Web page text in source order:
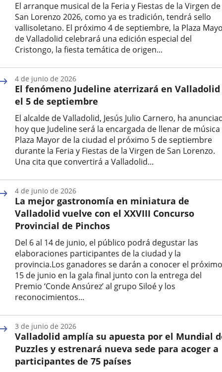
El arranque musical de la Feria y Fiestas de la Virgen de
San Lorenzo 2026, como ya es tradición, tendrá sello
vallisoletano. El próximo 4 de septiembre, la Plaza
de Valladolid celebrará una edición especial del
Cristongo, la fiesta temática de origen...
la
noticia
El fenómeno Judeline aterrizará en Valladolid
el 5 de septiembre
El alcalde de Valladolid, Jesús Julio Carnero, ha
hoy que Judeline será la encargada de llenar de música
Plaza Mayor de la ciudad el próximo 5 de septiembre
durante la Feria y Fiestas de la Virgen de San Lorenzo.
Una cita que convertirá a Valladolid...
la
noticia
4 de junio de 2026
La mejor gastronomía en miniatura de
Valladolid vuelve con el XXVIII Concurso
Provincial de Pinchos
Del 6 al 14 de junio, el público podrá degustar las
elaboraciones participantes de la ciudad y la
provincia.Los ganadores se darán a conocer el próximo
15 de junio en la gala final junto con la entrega del
Premio ‘Conde Ansúrez’ al grupo Siloé y los
reconocimientos...
la
noticia
4 de junio de 2026
Valladolid amplía su apuesta por el Mundial
Puzzles y estrenará nueva sede para acoger a
participantes de 75 países
3 de junio de 2026